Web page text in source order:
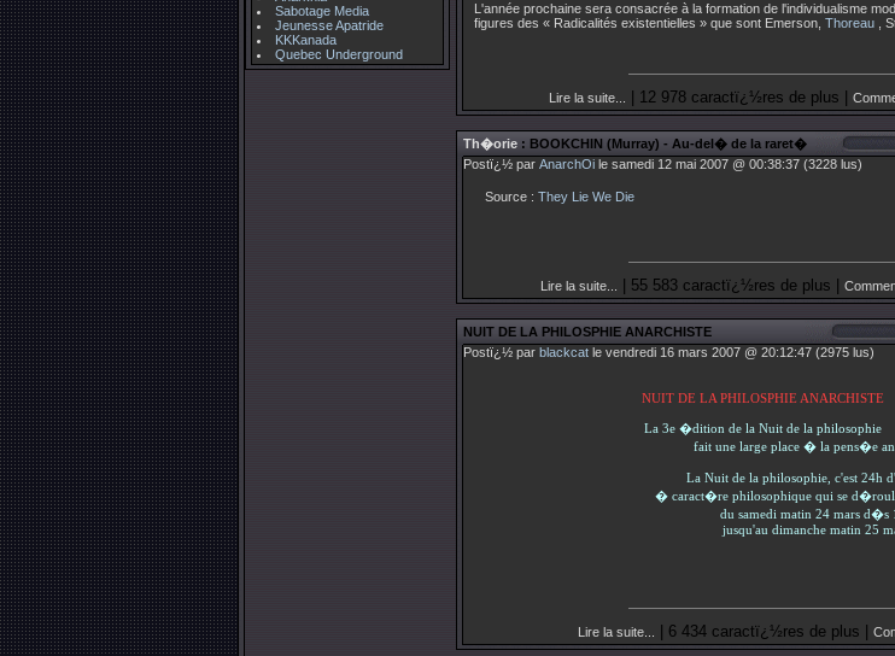
Sabotage Media
Jeunesse Apatride
KKKanada
Quebec Underground
L'année prochaine sera consacrée à la formation de l'individualisme
figures des « Radicalités existentielles » que sont Emerson, Thoreau ,
Lire la suite... | 12 978 caractï¿½res de plus |
Th�orie : BOOKCHIN (Murray) - Au-del� de la raret�
Postï¿½ par AnarchOi le samedi 12 mai 2007 @ 00:38:37 (3228 lus)
Source : They Lie We Die
Lire la suite... | 55 583 caractï¿½res de plus |
NUIT DE LA PHILOSPHIE ANARCHISTE
Postï¿½ par blackcat le vendredi 16 mars 2007 @ 20:12:47 (2975 lus)
NUIT DE LA PHILOSPHIE ANARCHISTE
La 3e �dition de la Nuit de la philosophie
fait une large place � la pens�e
La Nuit de la philosophie, c'est 24h
� caract�re philosophique qui se
du samedi matin 24 mars d�s
jusqu'au dimanche matin 25
Lire la suite... | 6 434 caractï¿½res de plus |